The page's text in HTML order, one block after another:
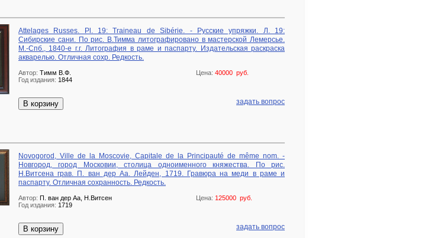
Attelages Russes. Pl. 19: Traineau de Sibérie. - Русские упряжки. Л. 19:
Сибирские сани. По рис. В.Тимма литографировано в мастерской Лемерсье.
М.-Спб., 1840-е г.г. Литография в раме и паспарту. Издательская раскраска
акварелью. Отличная сохр. Редкость.
Цена: 40000 руб.
Автор: Тимм В.Ф.
Год издания: 1844
В корзину задать вопрос
Novogorod, Ville de la Moscovie, Capitale de la Principauté de même nom. -
Новгород, город Московии, столица одноименного княжества. По рис.
Н.Витсена грав. П. ван дер Аа. Лейден, 1719. Гравюра на меди в раме и
паспарту. Отличная сохранность. Редкость.
Цена: 125000 руб.
Автор: П. ван дер Аа, Н.Витсен
Год издания: 1719
В корзину задать вопрос